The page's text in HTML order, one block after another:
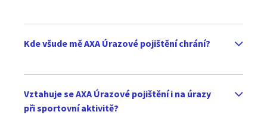
Kde všude mě AXA Úrazové pojištění chrání?
Vztahuje se AXA Úrazové pojištění i na úrazy
při sportovní aktivitě?